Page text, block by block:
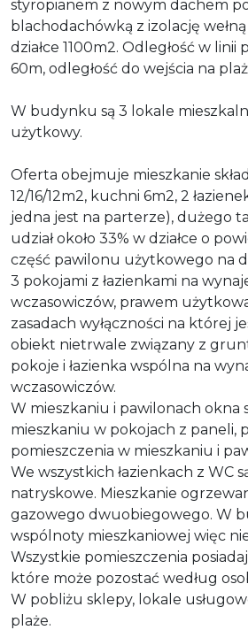
styropianem z nowym dachem
blachodachówką z izolację
działce 1100m2. Odległość w linii
60m, odległość do wejścia na
W budynku są 3 lokale
użytkowy.
Oferta obejmuje mieszkanie
12/16/12m2, kuchni 6m2, 2
jedna jest na parterze), dużego
udział około 33% w działce o
część pawilonu użytkowego na
3 pokojami z łazienkami na
wczasowiczów, prawem
zasadach wyłączności na której
obiekt nietrwale związany z
pokoje i łazienka wspólna na
wczasowiczów.
W mieszkaniu i pawilonach okna
mieszkaniu w pokojach z paneli,
pomieszczenia w mieszkaniu i
We wszystkich łazienkach z WC
natryskowe. Mieszkanie
gazowego dwuobiegowego. W
wspólnoty mieszkaniowej więc nie
Wszystkie pomieszczenia
które może pozostać według
W pobliżu sklepy, lokale
plaże.